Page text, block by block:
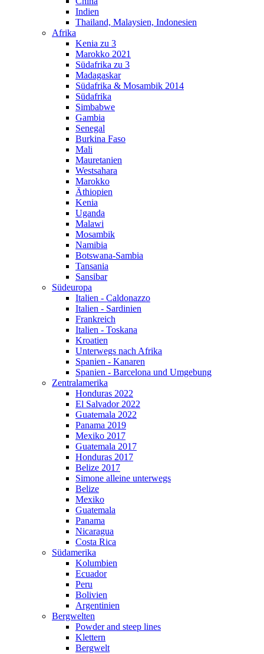
Indien
Thailand, Malaysien, Indonesien
Afrika
Kenia zu 3
Marokko 2021
Südafrika zu 3
Madagaskar
Südafrika & Mosambik 2014
Südafrika
Simbabwe
Gambia
Senegal
Burkina Faso
Mali
Mauretanien
Westsahara
Marokko
Äthiopien
Kenia
Uganda
Malawi
Mosambik
Namibia
Botswana-Sambia
Tansania
Sansibar
Südeuropa
Italien - Caldonazzo
Italien - Sardinien
Frankreich
Italien - Toskana
Kroatien
Unterwegs nach Afrika
Spanien - Kanaren
Spanien - Barcelona und Umgebung
Zentralamerika
Honduras 2022
El Salvador 2022
Guatemala 2022
Panama 2019
Mexiko 2017
Guatemala 2017
Honduras 2017
Belize 2017
Simone alleine unterwegs
Belize
Mexiko
Guatemala
Panama
Nicaragua
Costa Rica
Südamerika
Kolumbien
Ecuador
Peru
Bolivien
Argentinien
Bergwelten
Powder and steep lines
Klettern
Bergwelt